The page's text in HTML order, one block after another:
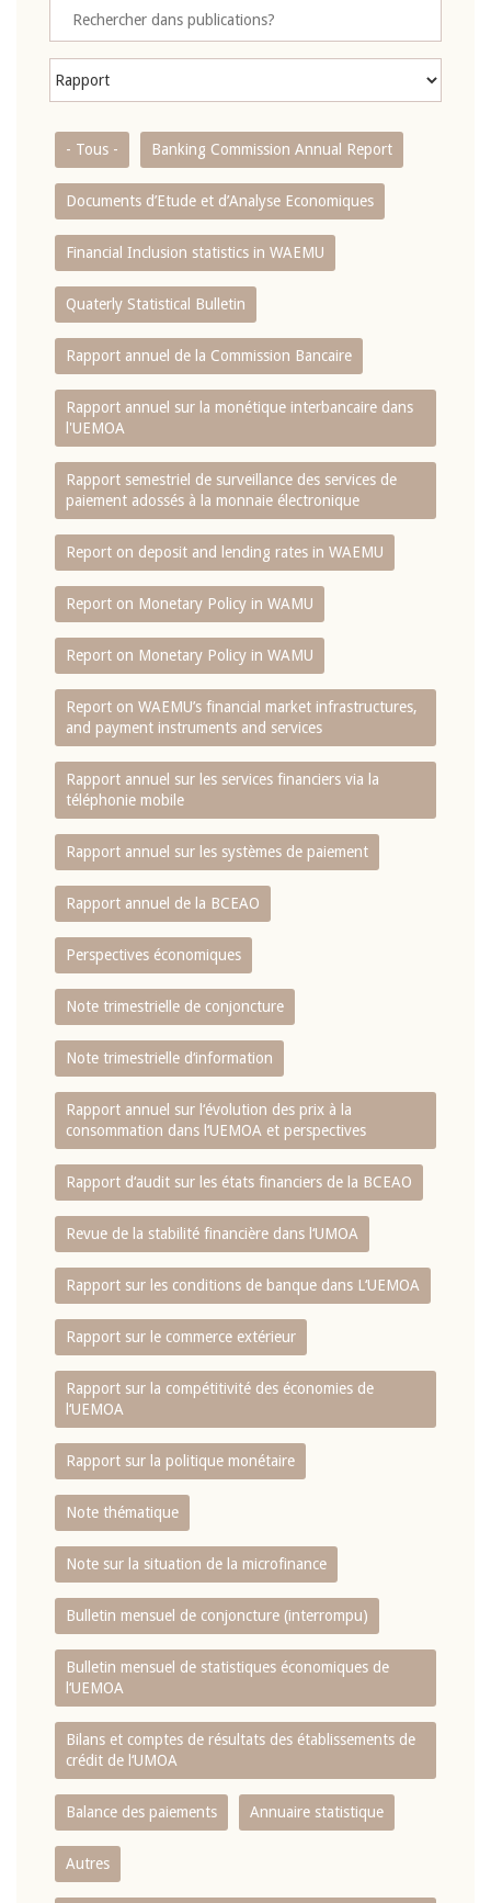
- Tous - Banking Commission Annual Report
Documents d’Etude et d’Analyse Economiques
Financial Inclusion statistics in WAEMU
Quaterly Statistical Bulletin
Rapport annuel de la Commission Bancaire
Rapport annuel sur la monétique interbancaire dans
l'UEMOA
Rapport semestriel de surveillance des services de
paiement adossés à la monnaie électronique
Report on deposit and lending rates in WAEMU
Report on Monetary Policy in WAMU
Report on Monetary Policy in WAMU
Report on WAEMU’s financial market infrastructures,
and payment instruments and services
Rapport annuel sur les services financiers via la
téléphonie mobile
Rapport annuel sur les systèmes de paiement
Rapport annuel de la BCEAO
Perspectives économiques
Note trimestrielle de conjoncture
Note trimestrielle d‘information
Rapport annuel sur l‘évolution des prix à la
consommation dans l‘UEMOA et perspectives
Rapport d‘audit sur les états financiers de la BCEAO
Revue de la stabilité financière dans l‘UMOA
Rapport sur les conditions de banque dans L‘UEMOA
Rapport sur le commerce extérieur
Rapport sur la compétitivité des économies de
l‘UEMOA
Rapport sur la politique monétaire
Note thématique
Note sur la situation de la microfinance
Bulletin mensuel de conjoncture (interrompu)
Bulletin mensuel de statistiques économiques de
l‘UEMOA
Bilans et comptes de résultats des établissements de
crédit de l‘UMOA
Balance des paiements Annuaire statistique
Autres